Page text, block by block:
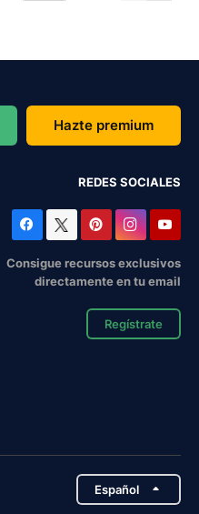
Hazte premium
REDES SOCIALES
Consigue recursos exclusivos
directamente en tu email
Regístrate
Español